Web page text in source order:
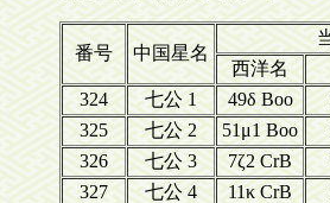
番号 中国星名
西洋名
324
七公 1 49δ Boo
325
七公 2 51μ1 Boo
326
七公 3 7ζ2 CrB
327
七公 4 11κ CrB